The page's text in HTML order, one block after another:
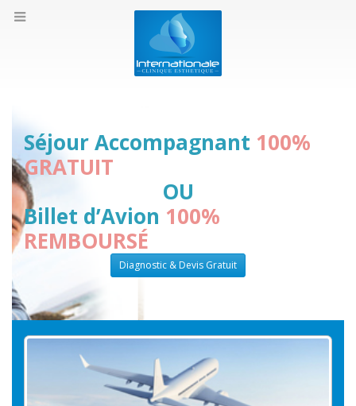
Séjour Accompagnant 100%
GRATUIT
OU
Billet d’Avion 100%
REMBOURSÉ
Diagnostic & Devis Gratuit